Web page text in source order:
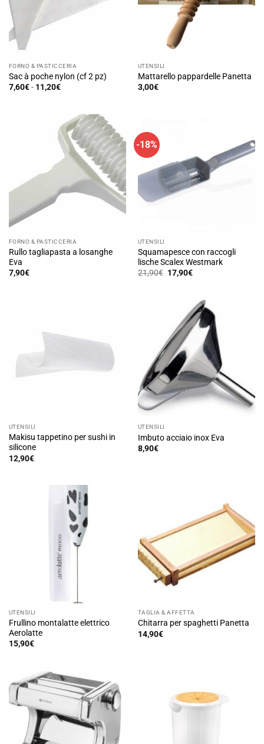
FORNO & PASTICCERIA
Sac à poche nylon (cf 2 pz)
7,60€ - 11,20€Fascia
7,60€
a
11,20€
possono
scelte
nella
del
prodotto
UTENSILI
Mattarello pappardelle Panetta
3,00€
FORNO & PASTICCERIA
Rullo tagliapasta a losanghe
Eva
7,90€
-18%
UTENSILI
Squamapesce con raccogli
lische Scalex Westmark
21,90€ Il
prezzo
17,90€Il
17,90€.
UTENSILI
Makisu tappetino per sushi in
silicone
12,90€
UTENSILI
Imbuto acciaio inox Eva
8,90€
UTENSILI
Frullino montalatte elettrico
Aerolatte
15,90€
TAGLIA & AFFETTA
Chitarra per spaghetti Panetta
14,90€